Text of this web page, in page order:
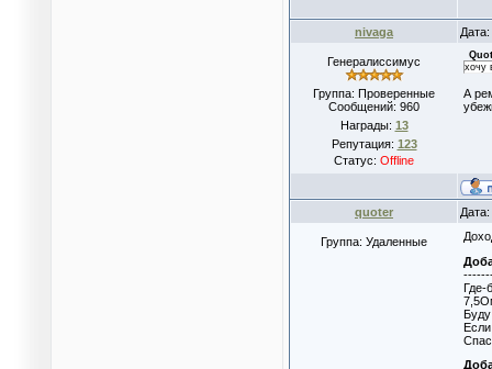
nivaga
Генералиссимус
Группа: Проверенные
Сообщений: 960
Награды: 13
Репутация: 123
Статус: Offline
хочу
А
quoter
Группа: Удаленные
Где-
Буду